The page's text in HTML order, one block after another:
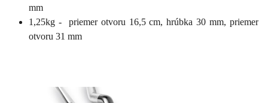
mm
1,25kg - priemer otvoru 16,5 cm, hrúbka 30 mm, priemer
otvoru 31 mm